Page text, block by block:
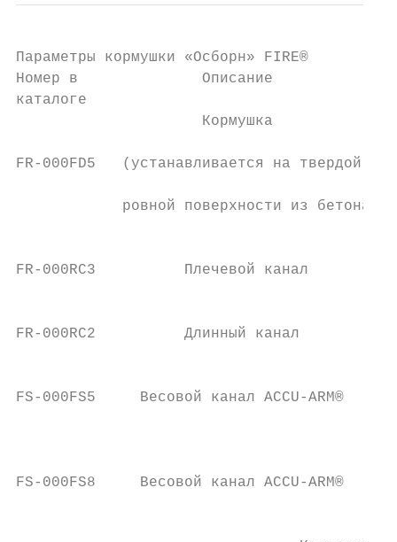
Параметры кормушки «Осборн» FIRE®
Номер в              Описание
каталоге
                     Кормушка
FR-000FD5   (устанавливается на
            ровной поверхности из бетона)
FR-000RC3          Плечевой канал
FR-000RC2          Длинный канал
FS-000FS5     Весовой канал ACCU-
FS-000FS8     Весовой канал ACCU-ARM®